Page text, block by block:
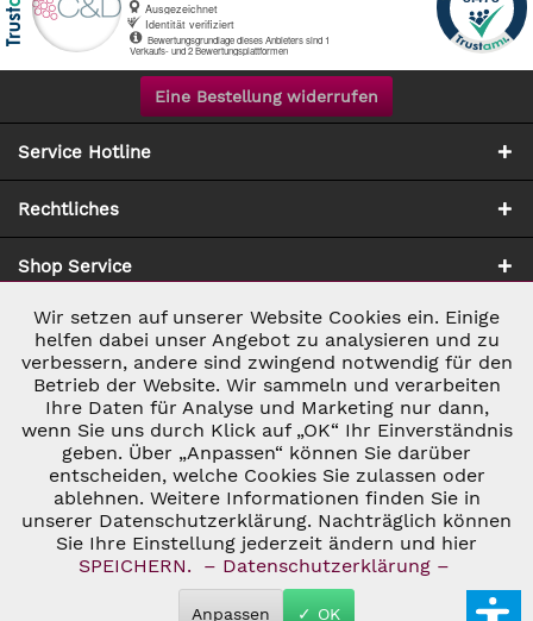
Eine Bestellung widerrufen
Service Hotline
Rechtliches
Shop Service
Zahlung & Versand
* ALLE PREISE INKL. GESETZL. UMSATZSTEUER ZZGL.
VERSANDKOSTEN UND GGF. NACHNAHMEGEBÜHREN, WENN NICHT
ANDERS BESCHRIEBEN
© 2026 C&D WEINHANDEL - ALL RIGHTS RESERVED. THEME BY
THEMEWARE®
Notwendig Aktiv
Marketing Inaktiv
Tracking Inaktiv
Personalisierung Inaktiv
Wir setzen auf unserer Website Cookies ein. Einige
helfen dabei unser Angebot zu analysieren und zu
verbessern, andere sind zwingend notwendig für den
Betrieb der Website. Wir sammeln und verarbeiten
Ihre Daten für Analyse und Marketing nur dann,
wenn Sie uns durch Klick auf „OK“ Ihr Einverständnis
geben. Über „Anpassen“ können Sie darüber
entscheiden, welche Cookies Sie zulassen oder
ablehnen. Weitere Informationen finden Sie in
unserer Datenschutzerklärung. Nachträglich können
Sie Ihre Einstellung jederzeit ändern und hier
SPEICHERN.
– Datenschutzerklärung –
Anpassen ✓ OK